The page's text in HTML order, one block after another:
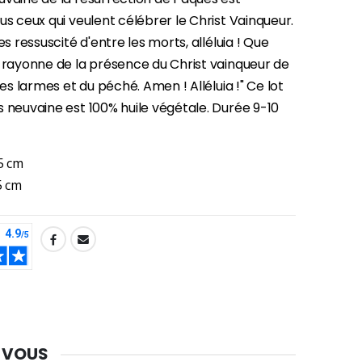
-30%
€10.00 €7.00
ceux qui veulent célébrer le Christ Vainqueur.
ressuscité d'entre les morts, alléluia ! Que
de la présence du Christ vainqueur de
larmes et du péché. Amen ! Alléluia !" Ce lot
neuvaine est 100% huile végétale. Durée 9-10
cm
cm